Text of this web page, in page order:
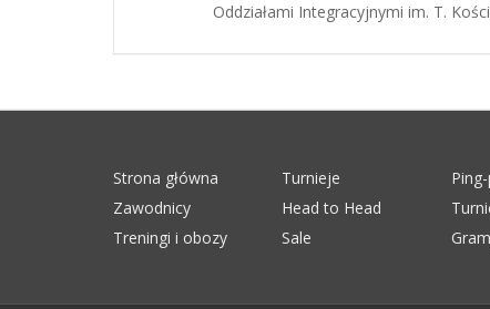
Oddziałami Integracyjnymi im. T.
Strona główna Turnieje
Zawodnicy
Head to Head
Treningi i obozy
Sale